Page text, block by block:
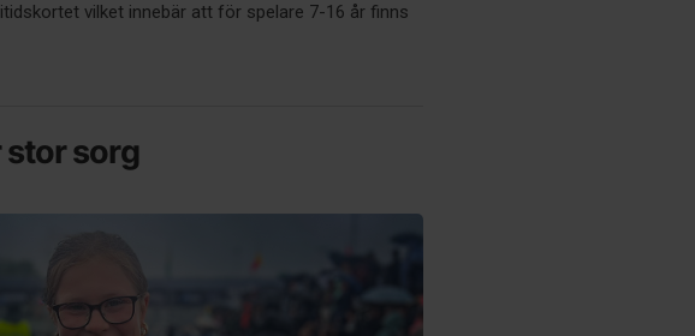
vilket innebär att för spelare 7-16 år finns
stor sorg